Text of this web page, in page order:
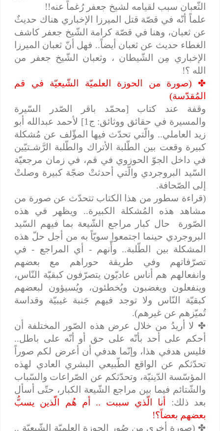
الثّعبان سبب لقيامه لشيخ جعفر رُغماً عنه!!
علماً أنّه في قصّة قتل الميرزا الإخباري هناك حديثٌ
عن ثعبان، وهنا في قصّة كرامة الشّيخ جعفر كاشف
الغطاء حديث عن ثعبان أيضاً.. فهل أنّ ثعبان الميرزا
الإخباري مِن الشّيطان ، وثعبان الشّيخ جعفر من
الله ؟!
✤(صورة من الحوزة العلميّة الشّيعيّة في قم
المُقدّسة)
وقفة عند كتاب [محمّد باقر الصّدر السّيرة
والمسيرة في حقائق ووثائق: ج1] لأحمد عبدالله أبو
زيد العاملي.. والّتي تحدّث فيها المؤّلف عن مُشكلة
كبيرة وقعت بين الطّلبة الأتراك والطّلبة الرَّشـتيّين
في داخل الجوّ الحوزوي في قم، في زمان مرجعيّة
السّيد البروجردي والّتي أحدثتْ ضجّة كبيرة وصلتْ
إلى الصّحافة.
(قراءة سطور من هذا الكتاب تتحدّث عن صورة من
مشاهد هذه المُشكلة الكبيرة.. ويظهر في هذه
الصّورة
حال كبار مراجع الشّيعة بما فيهم السّيد
البروجردي حينما اجتمعوا سويّاً به من أجل حلّ هذه
المشكلة بين الطّلبة.. وأّنهم - أي المراجع - في
تصرّفاتهم وفي طريقة حوراهم مع بعضهم
وانفعالهم هم أناس عاديّون يتصرّفون كبقيّة النّاس،
وينفعلون ويغضبون ويُخطئون، ويُسيؤون لبعضهم
كبقيّة النّاس ولا توجد فيهم جَنبة غيبيّة وقداسة
تُميّزهم عن غيرهم).
✤لا أريدُ من خلال عرض هذه الصّور المختلفة أن
أحكم على أحد بأنّه على حق أو أنّه على باطل..
فليس هدفي هذا، وإنّما هدفي أن أعرض لكم صوراً
تحدّثكم عن الواقع الطّبيعي البشري العادي لهذه
المؤسّسة الدّينيّة، وتحدّثكم عن الصّراعات والسّباب
والشّتائم فيما بين مراجع الشّيعة الكبار، حتّى أسأل
بعد ذلك:
أنا الّذي سببت .. أم هُم الّذين يسبُّ
بعضهم بعضاً؟!
✤(صورة أخرى من صُور الحوزة العلميّة الشّيعيّة ..